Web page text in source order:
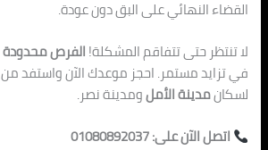
القضاء النهائي على البق دون عودة.
لا تنتظر حتى تتفاقم المشكلة!الفرص محدودة
في تزايد مستمر. احجز موعدك الآن واستفد من
لسكانمدينة الأملومدينة نصر.
اتصل الآن على: 01080892037